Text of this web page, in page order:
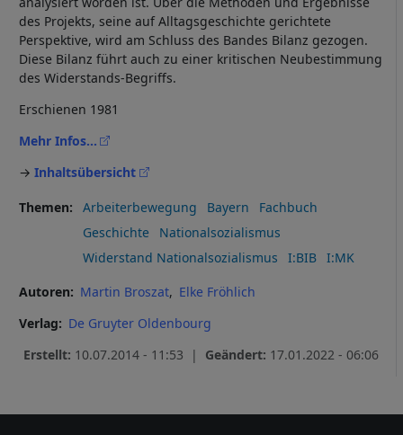
des Projekts, seine auf Alltagsgeschichte gerichtete
Perspektive, wird am Schluss des Bandes Bilanz gezogen.
Diese Bilanz führt auch zu einer kritischen Neubestimmung
des Widerstands-Begriffs.
Erschienen 1981
Mehr Infos...
→ Inhaltsübersicht
Themen Arbeiterbewegung Bayern
Fachbuch
Geschichte
Nationalsozialismus
Widerstand Nationalsozialismus
I:BIB I:MK
Autoren Martin Broszat
Elke Fröhlich
Verlag
De Gruyter Oldenbourg
Erstellt: 10.07.2014 - 11:53 | Geändert: 17.01.2022 - 06:06
Cookies